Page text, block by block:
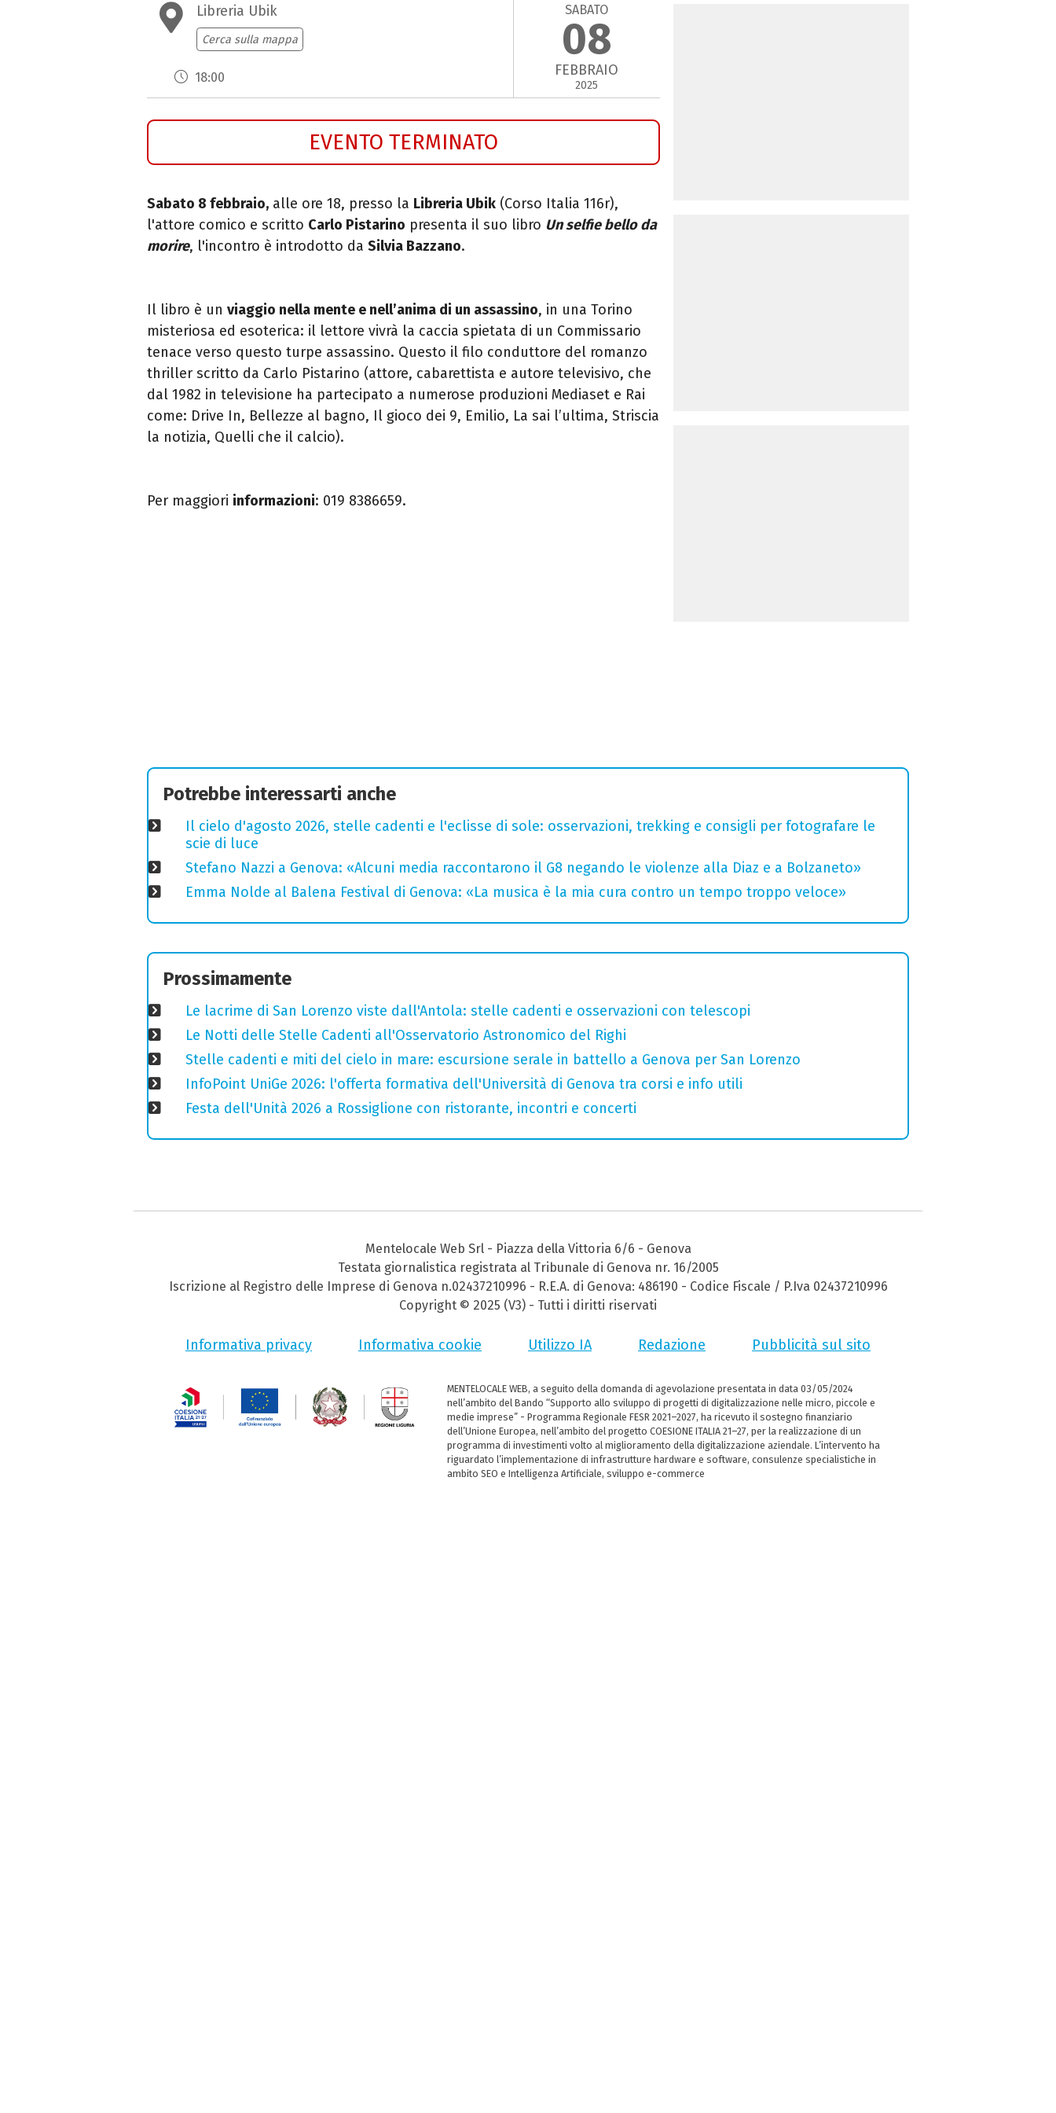
Libreria Ubik
Cerca sulla mappa
18:00
SABATO
08
FEBBRAIO
2025
EVENTO TERMINATO
Sabato 8 febbraio, alle ore 18, presso la Libreria Ubik (Corso Italia 116r),
l'attore comico e scritto Carlo Pistarino presenta il suo libro Un selfie bello da
morire, l'incontro è introdotto da Silvia Bazzano.
Il libro è un viaggio nella mente e nell’anima di un assassino, in una Torino
misteriosa ed esoterica: il lettore vivrà la caccia spietata di un Commissario
tenace verso questo turpe assassino. Questo il filo conduttore del romanzo
thriller scritto da Carlo Pistarino (attore, cabarettista e autore televisivo, che
dal 1982 in televisione ha partecipato a numerose produzioni Mediaset e Rai
come: Drive In, Bellezze al bagno, Il gioco dei 9, Emilio, La sai l’ultima, Striscia
la notizia, Quelli che il calcio).
Per maggiori informazioni: 019 8386659.
Potrebbe interessarti anche
Il cielo d'agosto 2026, stelle cadenti e l'eclisse di sole: osservazioni, trekking e consigli per fotografare le
scie di luce
Stefano Nazzi a Genova: «Alcuni media raccontarono il G8 negando le violenze alla Diaz e a Bolzaneto»
Emma Nolde al Balena Festival di Genova: «La musica è la mia cura contro un tempo troppo veloce»
Prossimamente
Le lacrime di San Lorenzo viste dall'Antola: stelle cadenti e osservazioni con telescopi
Le Notti delle Stelle Cadenti all'Osservatorio Astronomico del Righi
Stelle cadenti e miti del cielo in mare: escursione serale in battello a Genova per San Lorenzo
InfoPoint UniGe 2026: l'offerta formativa dell'Università di Genova tra corsi e info utili
Festa dell'Unità 2026 a Rossiglione con ristorante, incontri e concerti
Mentelocale Web Srl - Piazza della Vittoria 6/6 - Genova
Testata giornalistica registrata al Tribunale di Genova nr. 16/2005
Iscrizione al Registro delle Imprese di Genova n.02437210996 - R.E.A. di Genova: 486190 - Codice Fiscale / P.Iva 02437210996
Copyright © 2025 (V3) - Tutti i diritti riservati
Informativa privacy Informativa cookie Utilizzo IA Redazione Pubblicità sul sito
MENTELOCALE WEB, a seguito della domanda di agevolazione presentata in data 03/05/2024
nell’ambito del Bando “Supporto allo sviluppo di progetti di digitalizzazione nelle micro, piccole e
medie imprese” - Programma Regionale FESR 2021–2027, ha ricevuto il sostegno finanziario
dell’Unione Europea, nell’ambito del progetto COESIONE ITALIA 21–27, per la realizzazione di un
programma di investimenti volto al miglioramento della digitalizzazione aziendale. L’intervento ha
riguardato l’implementazione di infrastrutture hardware e software, consulenze specialistiche in
ambito SEO e Intelligenza Artificiale, sviluppo e-commerce